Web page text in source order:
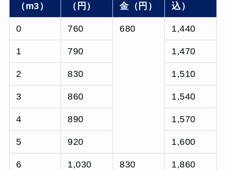
（m3）
（円）
金（円）
込）
0 760 680 1,440
1 790 1,470
2 830 1,510
3 860 1,540
4 890 1,570
5 920 1,600
6 1,030 830 1,860